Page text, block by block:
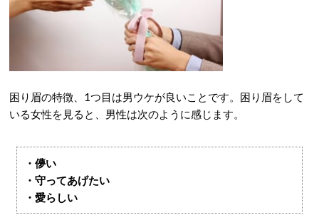
困り眉の特徴、1つ目は男ウケが良いことです。困り眉をして
いる女性を見ると、男性は次のように感じます。
・儚い
・守ってあげたい
・愛らしい